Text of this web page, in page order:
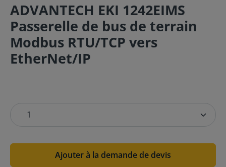
ADVANTECH EKI 1242EIMS
Passerelle de bus de terrain
Modbus RTU/TCP vers
EtherNet/IP
Ajouter à la demande de devis